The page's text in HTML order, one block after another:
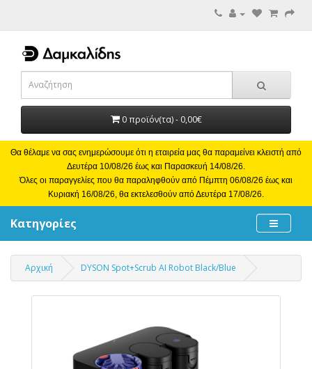
0 προϊόν(τα) - 0,00€
Θα θέλαμε να σας ενημερώσουμε ότι η εταιρεία μας θα παραμείνει κλειστή από
Δευτέρα 10/08/26 έως και Παρασκευή 14/08/26.
Όλες οι παραγγελίες που θα παραληφθούν από Πέμπτη 06/08/26 έως και
Κυριακή 16/08/26, θα εκτελεσθούν από Δευτέρα 17/08/26.
Κατηγορίες
Αρχική DYSON Spot+Scrub AI Robot Black/Blue